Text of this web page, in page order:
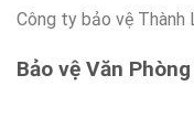
Công ty bảo vệ Thành
Bảo vệ Văn Phòng